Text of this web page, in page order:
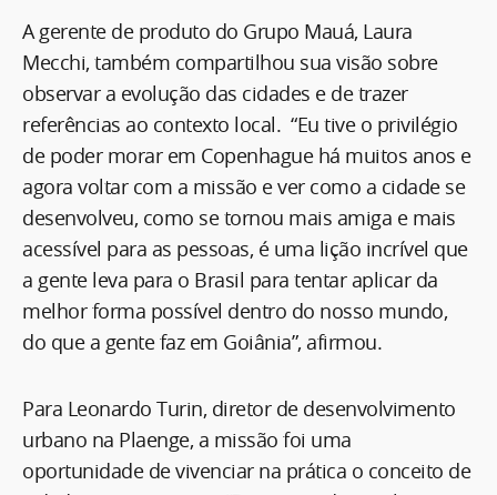
A gerente de produto do Grupo Mauá, Laura
Mecchi, também compartilhou sua visão sobre
observar a evolução das cidades e de trazer
referências ao contexto local. “Eu tive o privilégio
de poder morar em Copenhague há muitos anos e
agora voltar com a missão e ver como a cidade se
desenvolveu, como se tornou mais amiga e mais
acessível para as pessoas, é uma lição incrível que
a gente leva para o Brasil para tentar aplicar da
melhor forma possível dentro do nosso mundo,
do que a gente faz em Goiânia”, afirmou.
Para Leonardo Turin, diretor de desenvolvimento
urbano na Plaenge, a missão foi uma
oportunidade de vivenciar na prática o conceito de